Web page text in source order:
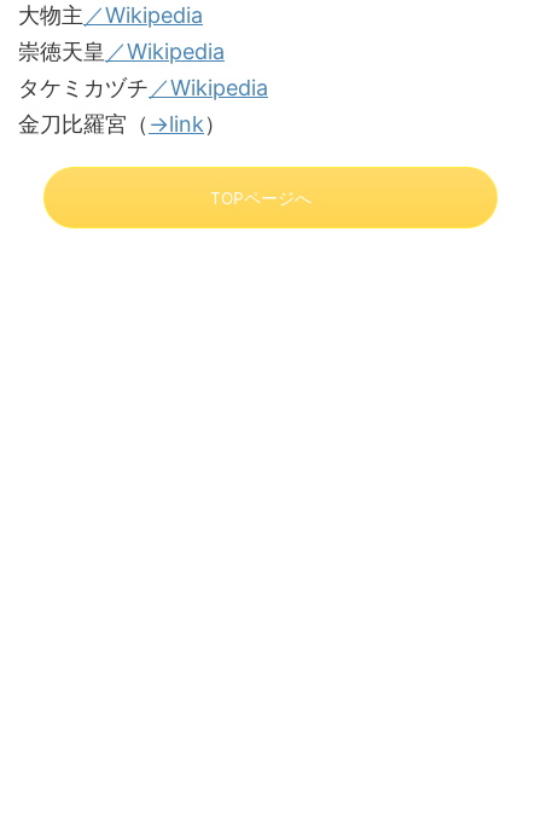
大物主 ／Wikipedia
崇徳天皇 ／Wikipedia
タケミカヅチ ／Wikipedia
金刀比羅宮（ →link）
TOPページへ